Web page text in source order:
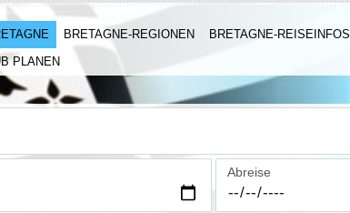
BRETAGNE-REGIONEN
BRETAGNE-REISEINFOS
PLANEN
Abreise